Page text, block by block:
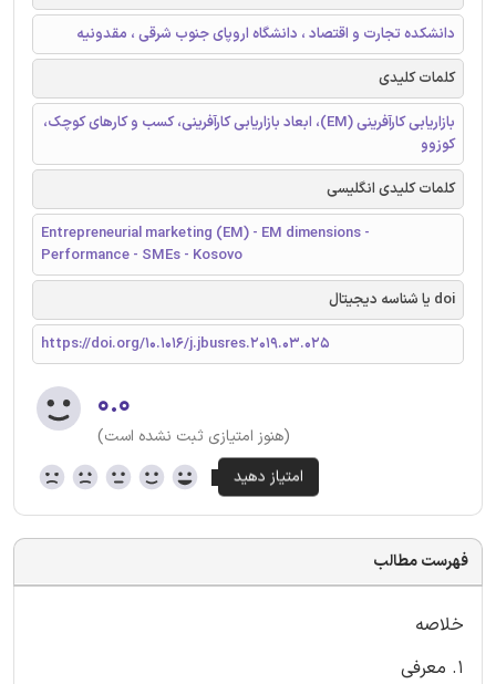
دانشکده تجارت و اقتصاد ، دانشگاه اروپای جنوب شرقی ، مقدونیه
کلمات کلیدی
بازاریابی کارآفرینی (EM)، ابعاد بازاریابی کارآفرینی، کسب و کارهای کوچک،
کوزوو
کلمات کلیدی انگلیسی
Entrepreneurial marketing (EM) - EM dimensions -
Performance - SMEs - Kosovo
doi یا شناسه دیجیتال
https://doi.org/10.1016/j.jbusres.2019.03.025
۰.۰
(هنوز امتیازی ثبت نشده است)
فهرست مطالب
خلاصه
1. معرفی